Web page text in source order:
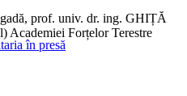
în presă
prof. univ. dr. ing. GHIȚĂ
Academiei Forțelor Terestre